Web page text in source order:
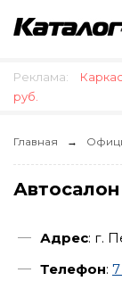
Реклама:
руб.
Главная
Адрес: г.
Телефон: